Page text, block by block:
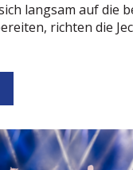
langsam auf die
richten die